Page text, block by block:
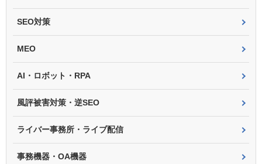
SEO対策
MEO
AI・ロボット・RPA
風評被害対策・逆SEO
ライバー事務所・ライブ配信
事務機器・OA機器